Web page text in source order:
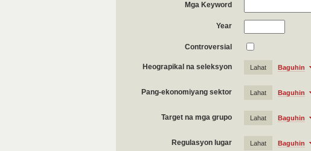
Mga Keyword
Year
Controversial
Heograpikal na seleksyon Lahat Baguhin
Pang-ekonomiyang sektor Lahat Baguhin
Target na mga grupo Lahat Baguhin
Regulasyon lugar Lahat Baguhin